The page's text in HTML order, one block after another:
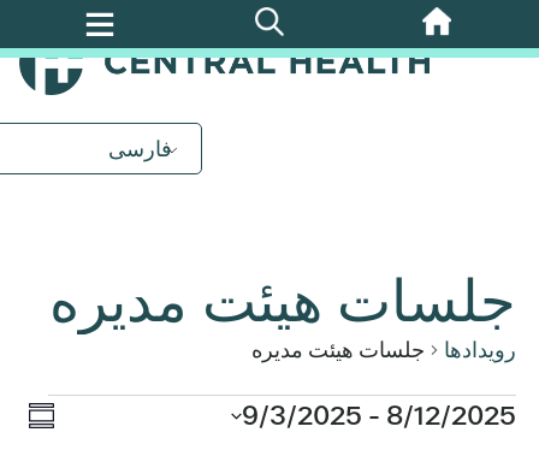
پرش
به
فارسی
جلسات هیئت مدیره
رویدادها جلسات هیئت مدیره
رویدادها خلاصه 8/12/2025
-
9/3/2025